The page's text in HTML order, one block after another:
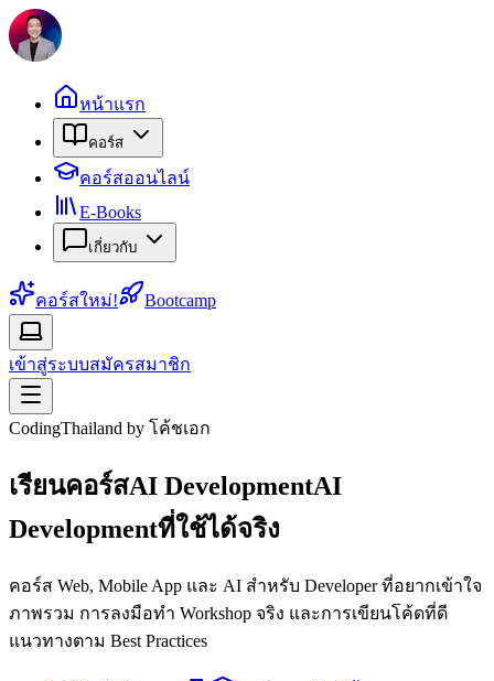
หน้าแรก
คอร์ส
คอร์สออนไลน์
E-Books
เกี่ยวกับ
คอร์สใหม่! Bootcamp
เข้าสู่ระบบสมัครสมาชิก
CodingThailand by โค้ชเอก
เรียนคอร์สAI DevelopmentAI
Developmentที่ใช้ได้จริง
คอร์ส Web, Mobile App และ AI สำหรับ Developer ที่อยากเข้าใจ
ภาพรวม การลงมือทำ Workshop จริง และการเขียนโค้ดที่ดี
แนวทางตาม Best Practices